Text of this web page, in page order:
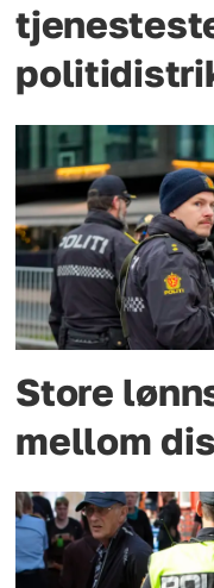
Store
mellom